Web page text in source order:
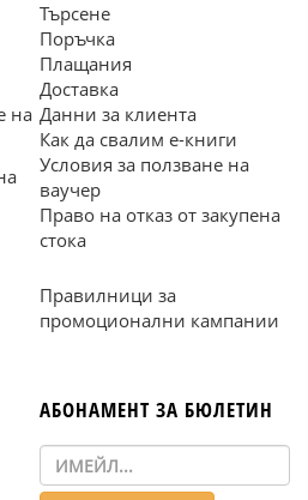
на
Търсене
Поръчка
Плащания
Доставка
Данни за клиента
Как да свалим е-книги
Условия за ползване на
ваучер
Право на отказ от закупена
стока
Правилници за
промоционални кампании
АБОНАМЕНТ ЗА БЮЛЕТИН